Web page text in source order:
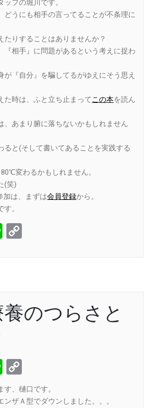
ッフの堀川です。
どうにも相手の言ってることが不条理に
たりすることはありませんか？
『相手』に問題があるという考えに捉わ
が『自分』を騙してるがゆえにそう思え
た時は、ふと立ち止まって この本を読ん
、あまり腑に落ちないかもしれません
ると(そして書いてあることを実践する
変わるかもしれません。
(笑)
加は、まずは会員登録から。
。
Line
のつらさと
Line
Link
、樋口です。
ンザＡ型でダウンしました。。。